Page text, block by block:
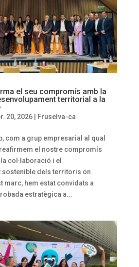
el seu compromís amb la
territorial a la
20, 2026| Fruselva-ca
com a grup empresarial al qual
el nostre compromís
col·laboració i el
sostenible dels territoris on
marc, hem estat convidats a
estratègica a...